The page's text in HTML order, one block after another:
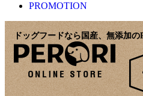
PROMOTION
ドッグフードなら国産、無添加の